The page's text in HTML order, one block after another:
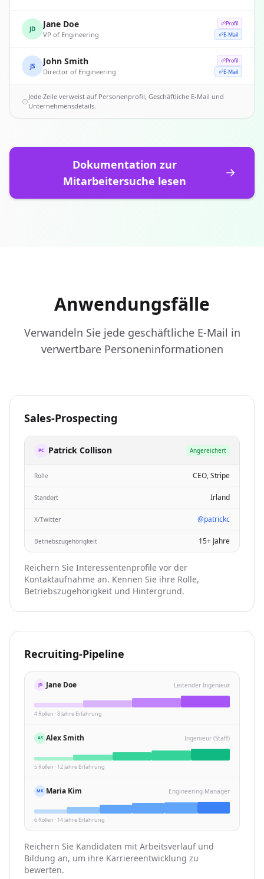
JD Jane Doe
VP of Engineering
Profil
E-Mail
JS John Smith
Director of Engineering
Profil
E-Mail
Jede Zeile verweist auf Personenprofil, Geschäftliche E-Mail und
Unternehmensdetails.
Dokumentation zur
Mitarbeitersuche lesen
Anwendungsfälle
Verwandeln Sie jede geschäftliche E-Mail in
verwertbare Personeninformationen
Sales-Prospecting
PC Patrick Collison Angereichert
Rolle CEO, Stripe
Standort Irland
X/Twitter @patrickc
Betriebszugehörigkeit 15+ Jahre
Reichern Sie Interessentenprofile vor der
Kontaktaufnahme an. Kennen Sie ihre Rolle,
Betriebszugehörigkeit und Hintergrund.
Recruiting-Pipeline
JD Jane Doe Leitender Ingenieur
4 Rollen · 8 Jahre Erfahrung
AS Alex Smith Ingenieur (Staff)
5 Rollen · 12 Jahre Erfahrung
MK Maria Kim Engineering-Manager
6 Rollen · 14 Jahre Erfahrung
Reichern Sie Kandidaten mit Arbeitsverlauf und
Bildung an, um ihre Karriereentwicklung zu
bewerten.